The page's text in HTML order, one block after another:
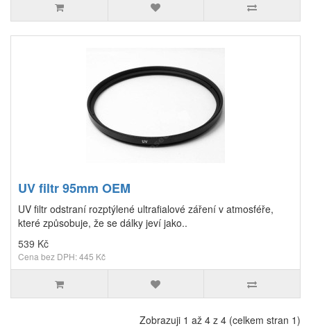
UV filtr 95mm OEM
UV filtr odstraní rozptýlené ultrafialové záření v atmosféře,
které způsobuje, že se dálky jeví jako..
539 Kč
Cena bez DPH: 445 Kč
Zobrazuji 1 až 4 z 4 (celkem stran 1)